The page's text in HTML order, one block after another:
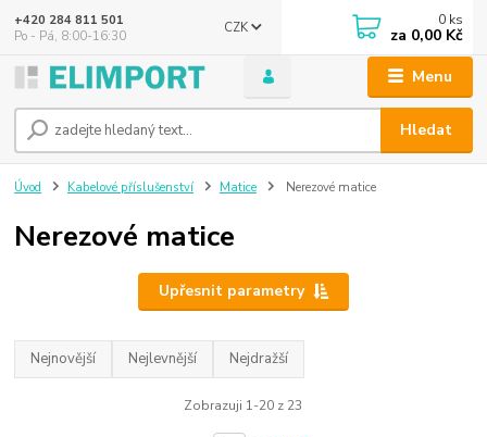
Menu
CZK
Hledat
+420 284 811 501
Po - Pá, 8:00-16:30
0 ks
za 0,00 Kč
Úvod Kabelové příslušenství Matice Nerezové matice
Nerezové matice
Upřesnit parametry
Nejnovější Nejlevnější Nejdražší
Zobrazuji 1-20 z 23